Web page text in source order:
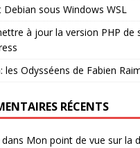
Debian sous Windows WSL
à jour la version PHP de
les Odysséens de Fabien
RÉCENTS
dans Mon point de vue sur la